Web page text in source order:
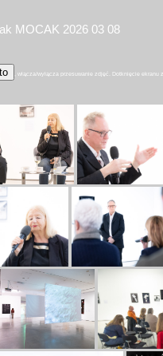
MOCAK 2026 03 08
, włącza/wyłącza przesuwanie zdjęć. Dotknięcie ekranu